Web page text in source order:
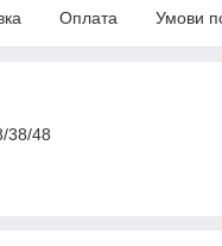
Оплата Умови
38/48